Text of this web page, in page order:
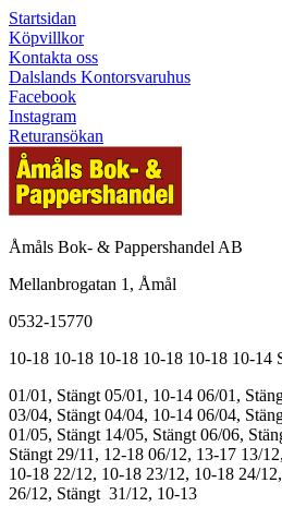
Startsidan
Köpvillkor
Kontakta oss
Dalslands Kontorsvaruhus
Facebook
Instagram
Returansökan
Åmåls Bok- & Pappershandel AB
Mellanbrogatan 1, Åmål
0532-15770
10-18 10-18 10-18 10-18 10-18 10-14
01/01, Stängt 05/01, 10-14 06/01,
03/04, Stängt 04/04, 10-14 06/04,
01/05, Stängt 14/05, Stängt 06/06,
Stängt 29/11, 12-18 06/12, 13-17 13/
10-18 22/12, 10-18 23/12, 10-18 24/
26/12, Stängt 31/12, 10-13